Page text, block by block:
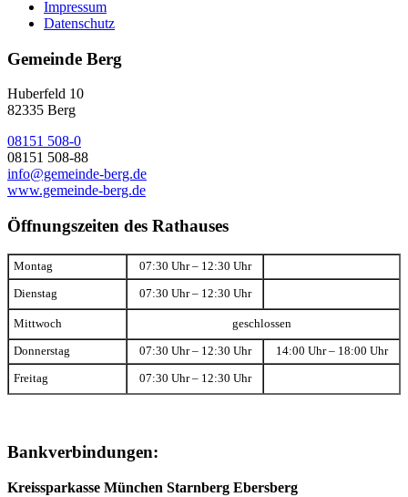
Impressum
Datenschutz
Gemeinde Berg
Huberfeld 10
82335 Berg
08151 508-0
08151 508-88
info@gemeinde-berg.de
www.gemeinde-berg.de
Öffnungszeiten des Rathauses
Montag 07:30 Uhr – 12:30 Uhr
Dienstag 07:30 Uhr – 12:30 Uhr
Mittwoch geschlossen
Donnerstag 07:30 Uhr – 12:30 Uhr 14:00 Uhr – 18:00 Uhr
Freitag 07:30 Uhr – 12:30 Uhr
Bankverbindungen:
Kreissparkasse München Starnberg Ebersberg